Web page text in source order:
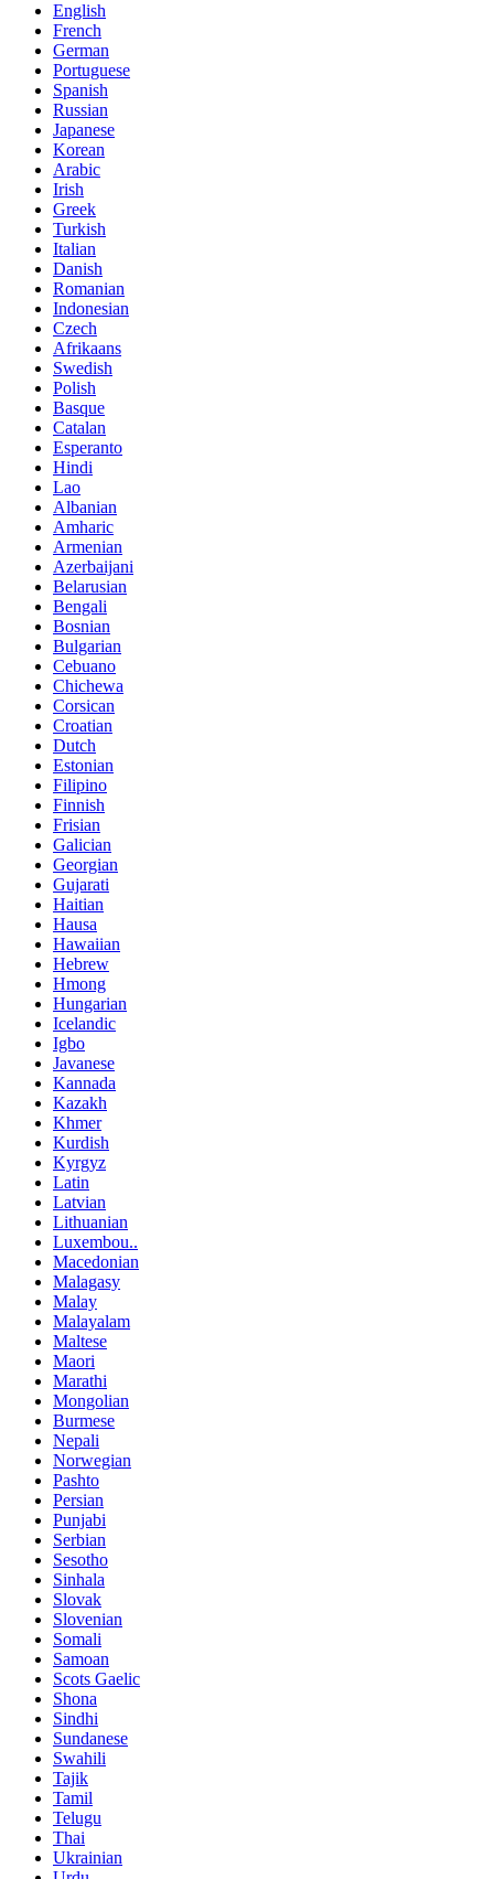
English
French
German
Portuguese
Spanish
Russian
Japanese
Korean
Arabic
Irish
Greek
Turkish
Italian
Danish
Romanian
Indonesian
Czech
Afrikaans
Swedish
Polish
Basque
Catalan
Esperanto
Hindi
Lao
Albanian
Amharic
Armenian
Azerbaijani
Belarusian
Bengali
Bosnian
Bulgarian
Cebuano
Chichewa
Corsican
Croatian
Dutch
Estonian
Filipino
Finnish
Frisian
Galician
Georgian
Gujarati
Haitian
Hausa
Hawaiian
Hebrew
Hmong
Hungarian
Icelandic
Igbo
Javanese
Kannada
Kazakh
Khmer
Kurdish
Kyrgyz
Latin
Latvian
Lithuanian
Luxembou..
Macedonian
Malagasy
Malay
Malayalam
Maltese
Maori
Marathi
Mongolian
Burmese
Nepali
Norwegian
Pashto
Persian
Punjabi
Serbian
Sesotho
Sinhala
Slovak
Slovenian
Somali
Samoan
Scots Gaelic
Shona
Sindhi
Sundanese
Swahili
Tajik
Tamil
Telugu
Thai
Ukrainian